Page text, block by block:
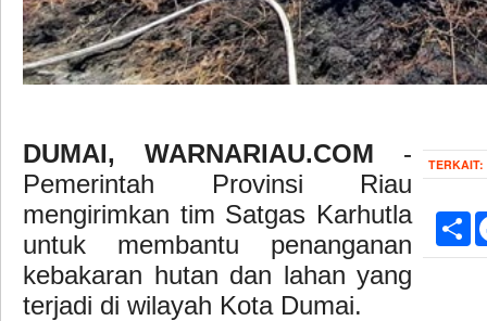
TERKAIT:
DUMAI, WARNARIAU.COM -
Pemerintah Provinsi Riau
mengirimkan tim Satgas Karhutla
untuk membantu penanganan
kebakaran hutan dan lahan yang
terjadi di wilayah Kota Dumai.